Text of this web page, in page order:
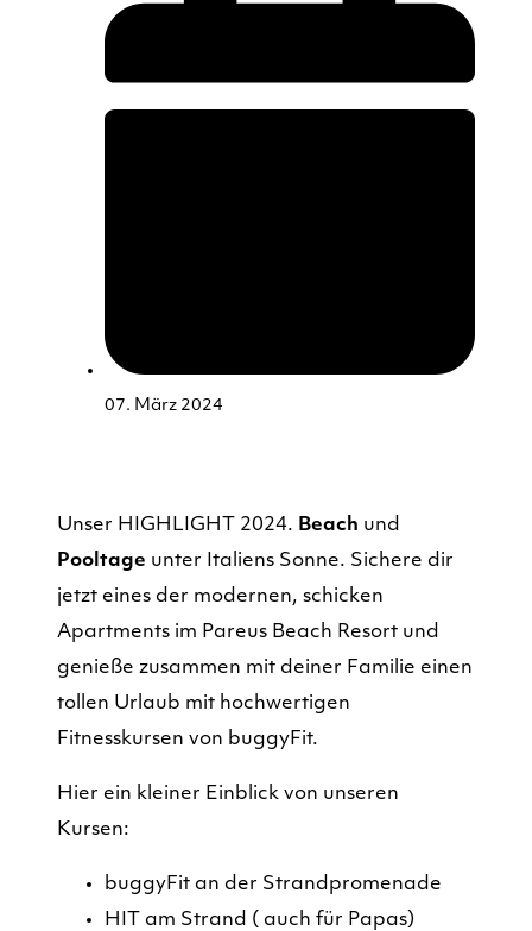
07. März 2024
Unser HIGHLIGHT 2024. Beach und
Pooltage unter Italiens Sonne. Sichere dir
jetzt eines der modernen, schicken
Apartments im Pareus Beach Resort und
genieße zusammen mit deiner Familie einen
tollen Urlaub mit hochwertigen
Fitnesskursen von buggyFit.
Hier ein kleiner Einblick von unseren
Kursen:
buggyFit an der Strandpromenade
HIT am Strand ( auch für Papas)